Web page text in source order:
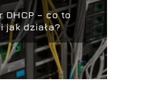
DHCP – co to
jak działa?